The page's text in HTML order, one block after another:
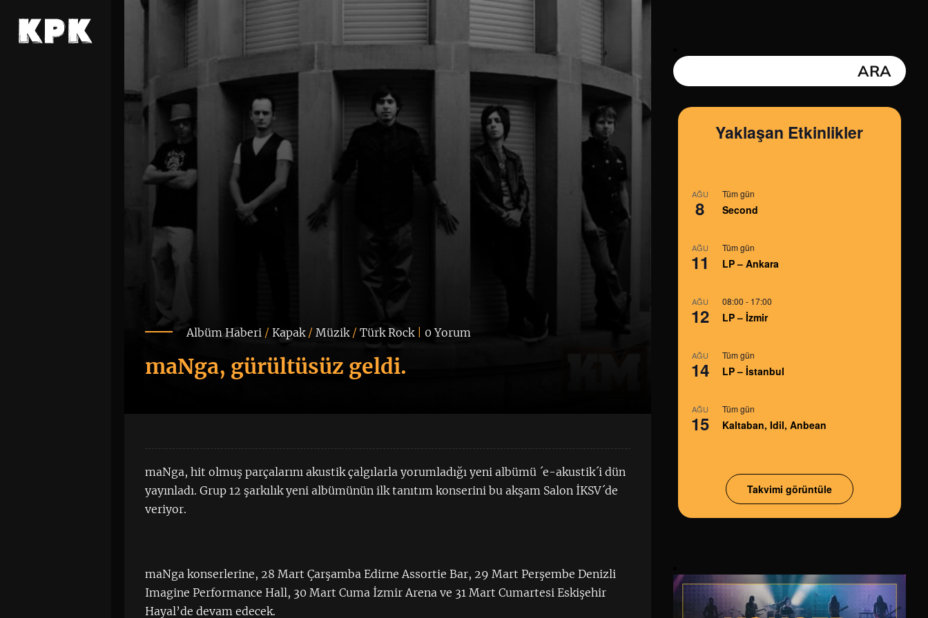
Albüm Haberi /Kapak/Müzik/Türk Rock| 0 Yorum
maNga, gürültüsüz geldi.
maNga, hit olmuş parçalarını akustik çalgılarla yorumladığı yeni albümü ´e-akustik´i dün
yayınladı. Grup 12 şarkılık yeni albümünün ilk tanıtım konserini bu akşam Salon İKSV´de
veriyor.
maNga konserlerine, 28 Mart Çarşamba Edirne Assortie Bar, 29 Mart Perşembe Denizli
Imagine Performance Hall, 30 Mart Cuma İzmir Arena ve 31 Mart Cumartesi Eskişehir
Hayal’de devam edecek.
Yaklaşan Etkinlikler
AĞU
8
Tüm gün
Second
AĞU
11
Tüm gün
LP – Ankara
AĞU
12
08:00 - 17:00
LP – İzmir
AĞU
14
Tüm gün
LP – İstanbul
AĞU
15
Tüm gün
Kaltaban, Idil, Anbean
Takvimi görüntüle